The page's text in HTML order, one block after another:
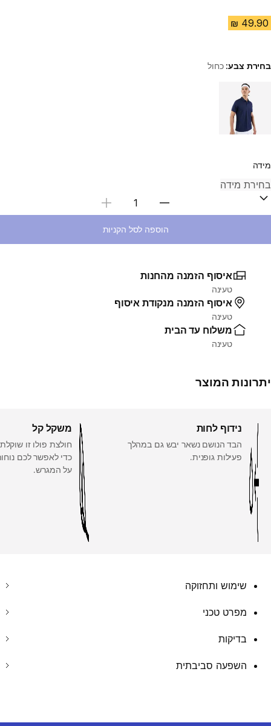
בחירת צבע:כחול
Choose a variant
מידה
בחירת כמות
הוספה לסל הקניות
איסוף הזמנה מהחנות
טעינה
איסוף הזמנה מנקודת איסוף
טעינה
משלוח עד הבית
טעינה
יתרונות המוצר
נידוף לחות
הבד הנושם נשאר יבש גם במהלך
פעילות גופנית.
משקל קל
כדי לאפשר לכם
על המגרש.
שימוש ותחזוקה
מפרט טכני
בדיקות
השפעה סביבתית